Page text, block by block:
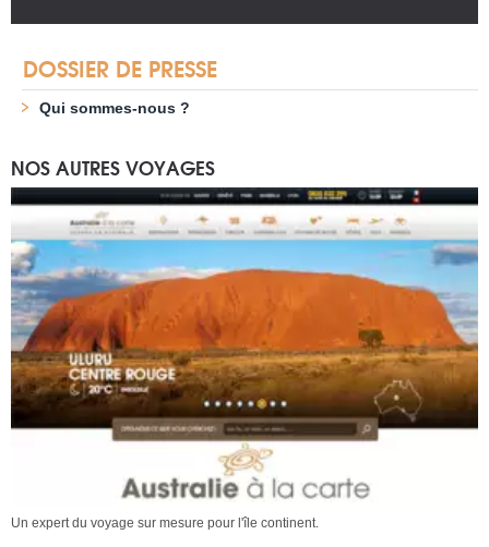
DOSSIER DE PRESSE
Qui sommes-nous ?
NOS AUTRES VOYAGES
Un expert du voyage sur mesure pour l'île continent.